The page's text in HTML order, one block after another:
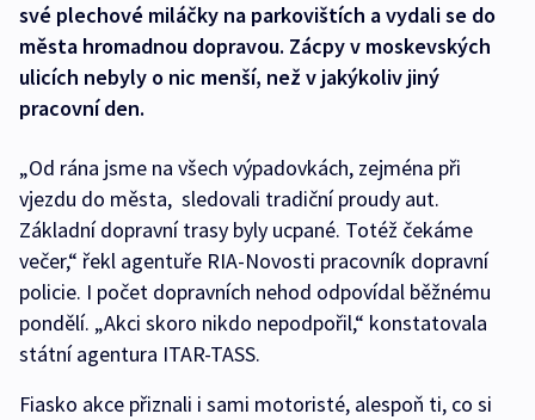
své plechové miláčky na parkovištích a vydali se do
města hromadnou dopravou. Zácpy v moskevských
ulicích nebyly o nic menší, než v jakýkoliv jiný
pracovní den.
„Od rána jsme na všech výpadovkách, zejména při
vjezdu do města, sledovali tradiční proudy aut.
Základní dopravní trasy byly ucpané. Totéž čekáme
večer,“ řekl agentuře RIA-Novosti pracovník dopravní
policie. I počet dopravních nehod odpovídal běžnému
pondělí. „Akci skoro nikdo nepodpořil,“ konstatovala
státní agentura ITAR-TASS.
Fiasko akce přiznali i sami motoristé, alespoň ti, co si